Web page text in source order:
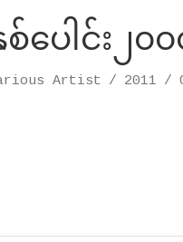
စ်ပေါင်း၂
Details
Artist 2011